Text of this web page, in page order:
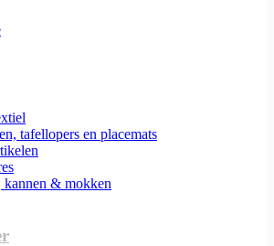
tafellopers en placemats
kannen & mokken